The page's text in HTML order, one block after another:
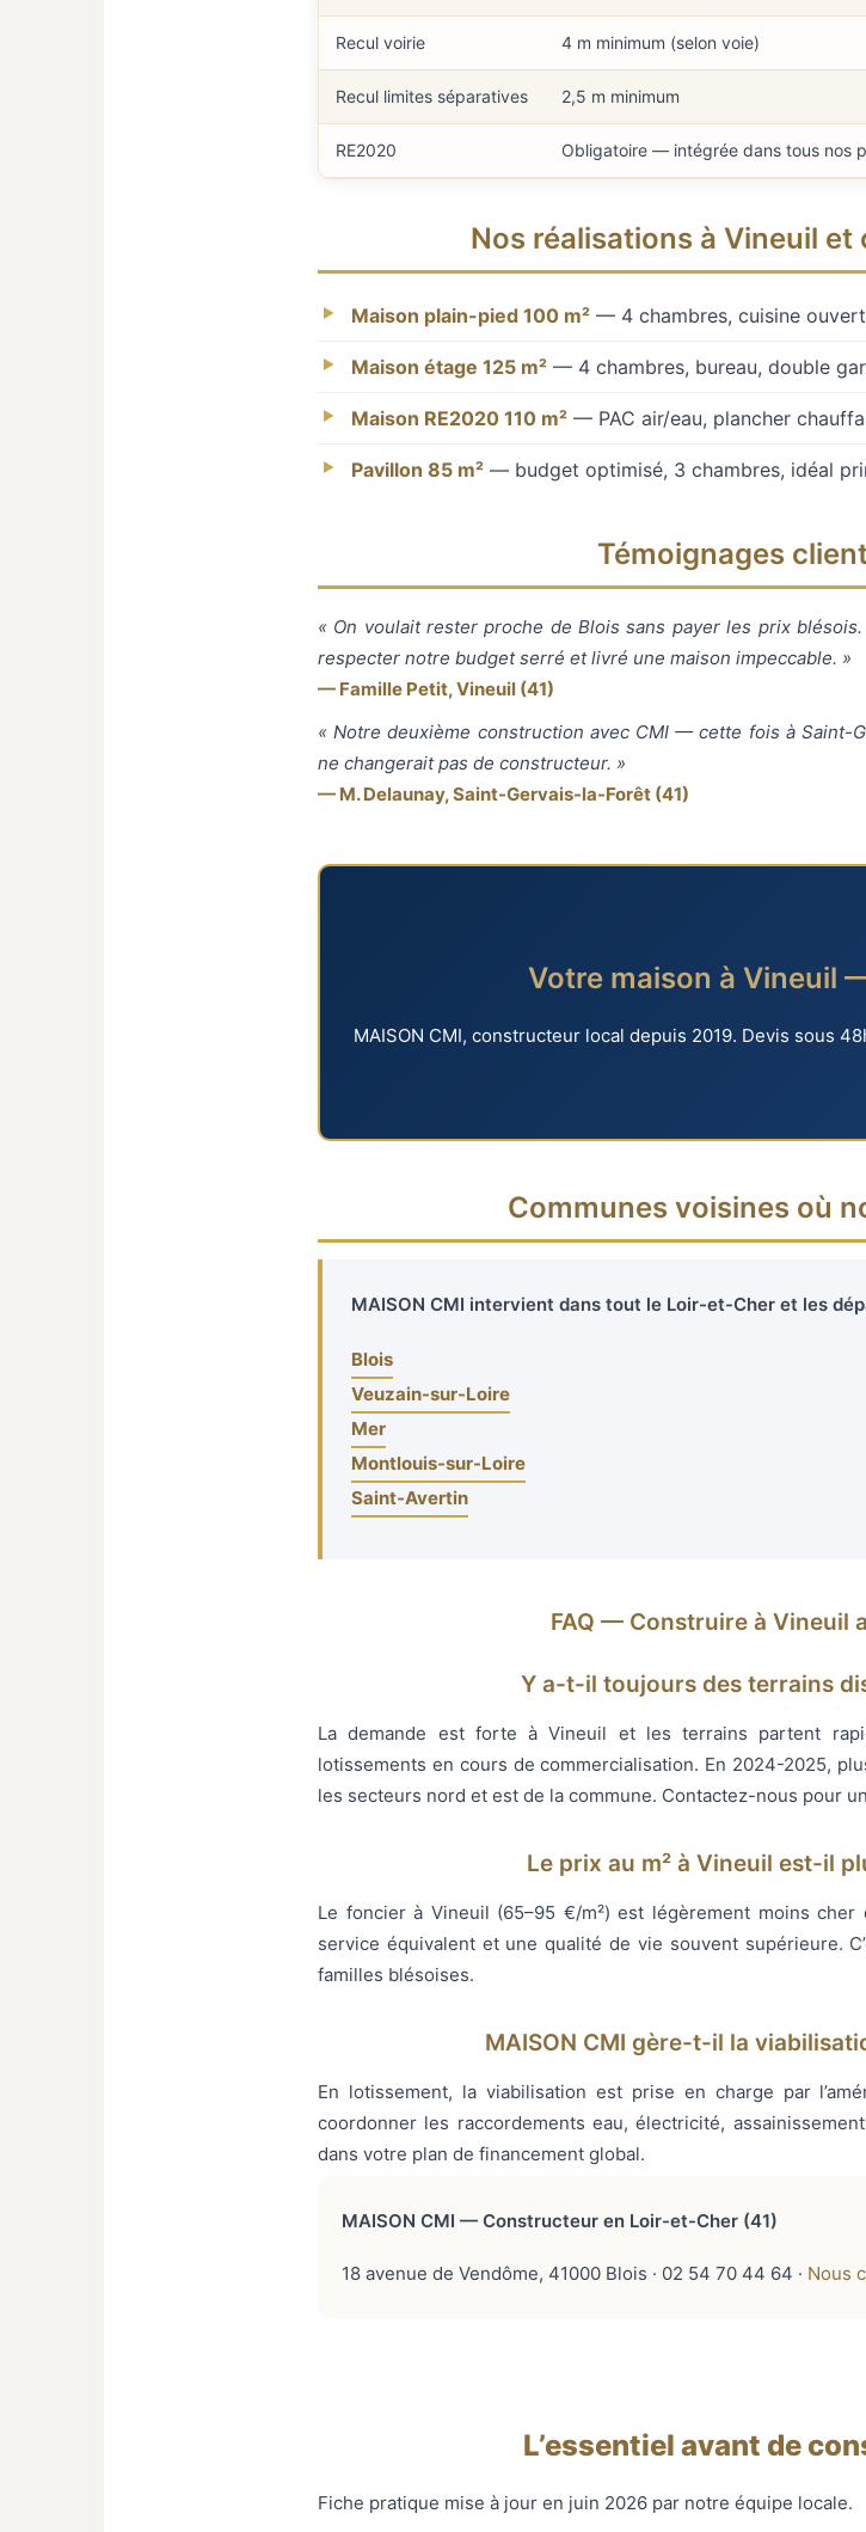
Recul voirie 4 m minimum (selon voie)
Recul limites séparatives 2,5 m minimum
RE2020 Obligatoire — intégrée dans tous nos
Nos réalisations à Vineuil
Maison plain-pied 100 m² — 4 chambres, cuisine
Maison étage 125 m² — 4 chambres, bureau, double
Maison RE2020 110 m² — PAC air/eau, plancher
Pavillon 85 m² — budget optimisé, 3 chambres, idéal
Témoignages
« On voulait rester proche de Blois sans payer les prix
respecter notre budget serré et livré une maison impeccable. »
— Famille Petit, Vineuil (41)
« Notre deuxième construction avec CMI — cette fois à Saint-
ne changerait pas de constructeur. »
— M. Delaunay, Saint-Gervais-la-Forêt (41)
Votre maison à Vineuil
MAISON CMI, constructeur local depuis 2019. Devis sous
Communes voisines où
MAISON CMI intervient dans tout le Loir-et-Cher et les
Blois
Veuzain-sur-Loire
Mer
Montlouis-sur-Loire
Saint-Avertin
FAQ — Construire à Vineuil
Y a-t-il toujours des terrains
La demande est forte à Vineuil et les terrains partent
lotissements en cours de commercialisation. En 2024-2025,
les secteurs nord et est de la commune. Contactez-nous pour
Le prix au m² à Vineuil est-il
Le foncier à Vineuil (65–95 €/m²) est légèrement moins cher
service équivalent et une qualité de vie souvent supérieure.
familles blésoises.
MAISON CMI gère-t-il la
En lotissement, la viabilisation est prise en charge par
coordonner les raccordements eau, électricité,
dans votre plan de financement global.
MAISON CMI — Constructeur en Loir-et-Cher (41)
18 avenue de Vendôme, 41000 Blois · 02 54 70 44 64 · Nous
L’essentiel avant de
Fiche pratique mise à jour en juin 2026 par notre équipe locale.